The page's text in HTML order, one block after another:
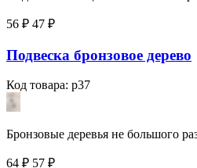
56 ₽ 47 ₽
Подвеска бронзовое дерево
Код товара: p37
Бронзовые деревья не большого
64 ₽ 57 ₽